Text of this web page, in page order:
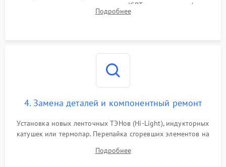
модуля, реле, диодных мостов и IGBT-транзисторов (для
индукции). Проверка кранов и газ-контроля (для газовых
Подробнее
4. Замена деталей и компонентный ремонт
Установка новых ленточных ТЭНов (Hi-Light), индукторных
катушек или термопар. Перепайка сгоревших элементов на
дорожек. Очистка контактов и замена поврежденной
Подробнее